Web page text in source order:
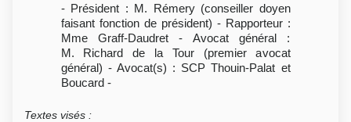
- Président : M. Rémery (conseiller doyen
faisant fonction de président) - Rapporteur :
Mme Graff-Daudret - Avocat général :
M. Richard de la Tour (premier avocat
général) - Avocat(s) : SCP Thouin-Palat et
Boucard -
Textes visés :